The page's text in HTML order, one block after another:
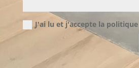
J'ai lu et j'accepte la